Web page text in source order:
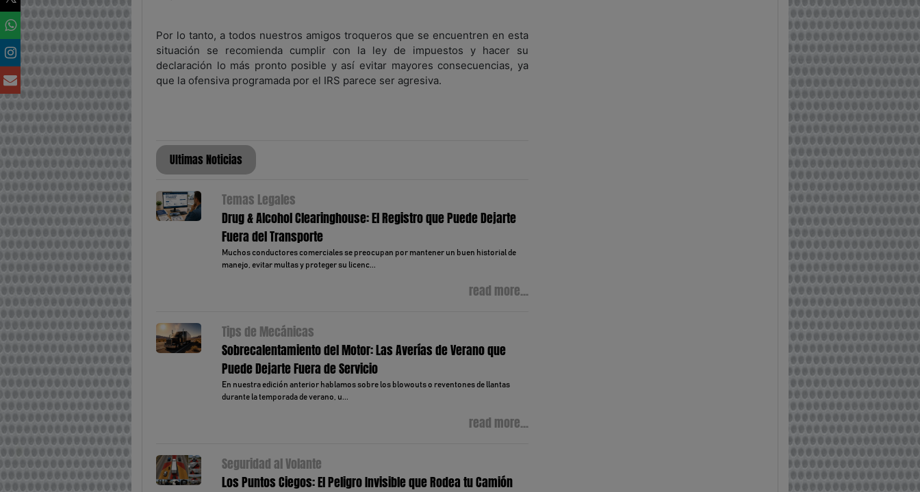
Por lo tanto, a todos nuestros amigos troqueros que se encuentren en esta
situación se recomienda cumplir con la ley de impuestos y hacer su
declaración lo más pronto posible y así evitar mayores consecuencias, ya
que la ofensiva programada por el IRS parece ser agresiva.
Ultimas Noticias
Temas Legales
Drug & Alcohol Clearinghouse: El Registro que Puede Dejarte
Fuera del Transporte
Muchos conductores comerciales se preocupan por mantener un buen historial de
manejo, evitar multas y proteger su licenc...
read more...
Tips de Mecánicas
Sobrecalentamiento del Motor: Las Averías de Verano que
Puede Dejarte Fuera de Servicio
En nuestra edición anterior hablamos sobre los blowouts o reventones de llantas
durante la temporada de verano, u...
read more...
Seguridad al Volante
Los Puntos Ciegos: El Peligro Invisible que Rodea tu Camión